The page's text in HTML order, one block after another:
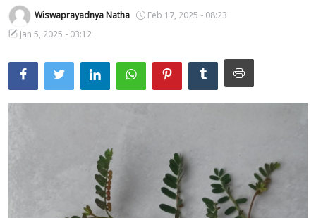
Indonesia
Wiswaprayadnya Natha
Feb 17, 2025 - 08:23
Jan 5, 2025 - 03:12